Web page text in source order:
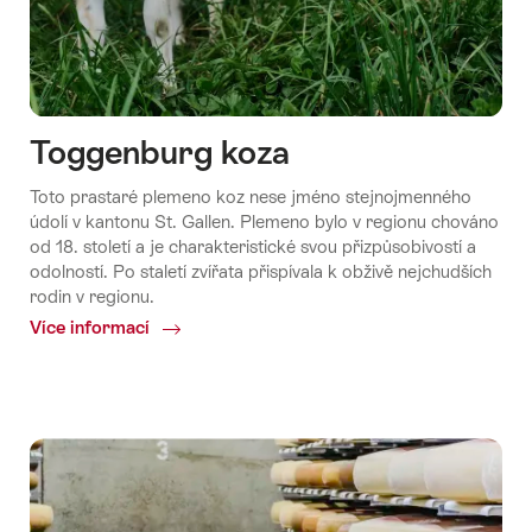
Toggenburg koza
Toto prastaré plemeno koz nese jméno stejnojmenného
údolí v kantonu St. Gallen. Plemeno bylo v regionu chováno
od 18. století a je charakteristické svou přizpůsobivostí a
odolností. Po staletí zvířata přispívala k obživě nejchudších
rodin v regionu.
Více informací
Common.Of